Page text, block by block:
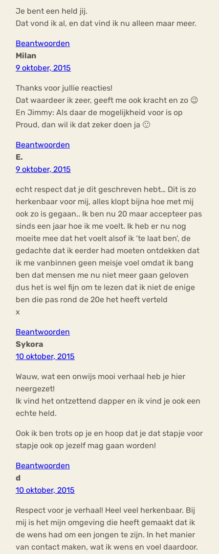
Je bent een held jij.
Dat vond ik al, en dat vind ik nu alleen maar meer.
Beantwoorden
Milan
9 oktober, 2015
Thanks voor jullie reacties!
Dat waardeer ik zeer, geeft me ook kracht en zo 😉
En Jimmy: Als daar de mogelijkheid voor is op
Proud, dan wil ik dat zeker doen ja 🙂
Beantwoorden
E.
9 oktober, 2015
echt respect dat je dit geschreven hebt… Dit is zo
herkenbaar voor mij, alles klopt bijna hoe met mij
ook zo is gegaan.. Ik ben nu 20 maar accepteer pas
sinds een jaar hoe ik me voelt. Ik heb er nu nog
moeite mee dat het voelt alsof ik ‘te laat ben’, de
gedachte dat ik eerder had moeten ontdekken dat
ik me vanbinnen geen meisje voel omdat ik bang
ben dat mensen me nu niet meer gaan geloven
dus het is wel fijn om te lezen dat ik niet de enige
ben die pas rond de 20e het heeft verteld
x
Beantwoorden
Sykora
10 oktober, 2015
Wauw, wat een onwijs mooi verhaal heb je hier
neergezet!
Ik vind het ontzettend dapper en ik vind je ook een
echte held.
Ook ik ben trots op je en hoop dat je dat stapje voor
stapje ook op jezelf mag gaan worden!
Beantwoorden
d
10 oktober, 2015
Respect voor je verhaal! Heel veel herkenbaar. Bij
mij is het mijn omgeving die heeft gemaakt dat ik
de wens had om een jongen te zijn. In het manier
van contact maken, wat ik wens en voel daardoor.